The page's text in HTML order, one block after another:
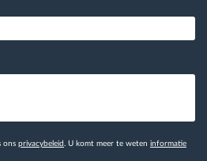
ons privacybeleid . U komt meer te weten informatie